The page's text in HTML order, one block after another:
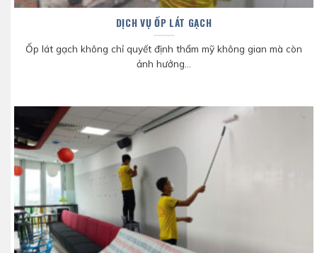
DỊCH VỤ ỐP LÁT GẠCH
Ốp lát gạch không chỉ quyết định thẩm mỹ không gian mà còn
ảnh hưởng...